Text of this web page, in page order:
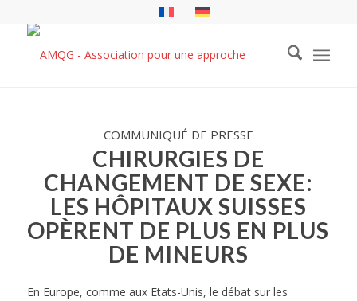
COMMUNIQUÉ DE PRESSE
CHIRURGIES DE
CHANGEMENT DE SEXE:
LES HÔPITAUX SUISSES
OPÈRENT DE PLUS EN PLUS
DE MINEURS
En Europe, comme aux Etats-Unis, le débat sur les